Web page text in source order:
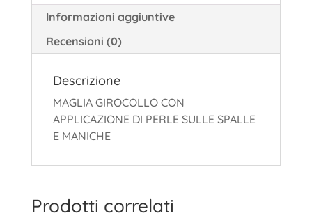
Informazioni aggiuntive
Recensioni (0)
Descrizione
MAGLIA GIROCOLLO CON
APPLICAZIONE DI PERLE SULLE SPALLE
E MANICHE
Prodotti correlati